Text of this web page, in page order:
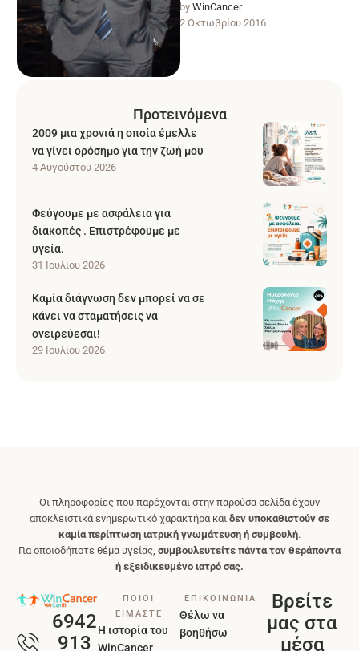
ξανασηκώθηκε! -«Λοιπόν
νεαρέ μου, πόσων χρονών
ο γιατρός. …
by WinCancer
2 Οκτωβρίου 2016
Προτεινόμενα
2009 μια χρονιά η οποία έμελλε
να γίνει ορόσημο για την ζωή μου
4 Αυγούστου 2026
Φεύγουμε με ασφάλεια για
διακοπές . Επιστρέφουμε με
υγεία.
31 Ιουλίου 2026
Καμία διάγνωση δεν μπορεί να σε
κάνει να σταματήσεις να
ονειρεύεσαι!
29 Ιουλίου 2026
Οι πληροφορίες που παρέχονται στην παρούσα σελίδα έχουν
αποκλειστικά ενημερωτικό χαρακτήρα και δεν υποκαθιστούν σε
καμία περίπτωση ιατρική γνωμάτευση ή συμβουλή.
Για οποιοδήποτε θέμα υγείας, συμβουλευτείτε πάντα τον θεράποντα
ή εξειδικευμένο ιατρό σας.
6942
913
ΠΟΙΟΙ
ΕΙΜΑΣΤΕ
Η ιστορία του
WinCancer
ΕΠΙΚΟΙΝΩΝΙΑ
Θέλω να
βοηθήσω
Βρείτε
μας στα
μέσα